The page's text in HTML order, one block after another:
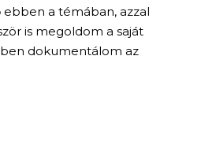
a témában, azzal
is megoldom a saját
dokumentálom az